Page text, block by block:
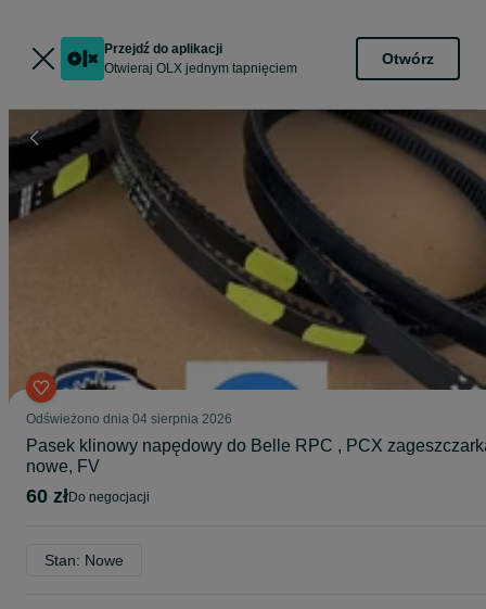
Przejdź do aplikacji
Otwieraj OLX jednym tapnięciem
Otwórz
Odświeżono dnia 04 sierpnia 2026
Pasek klinowy napędowy do Belle RPC , PCX
nowe, FV
60 zł do negocjacji
Stan: Nowe